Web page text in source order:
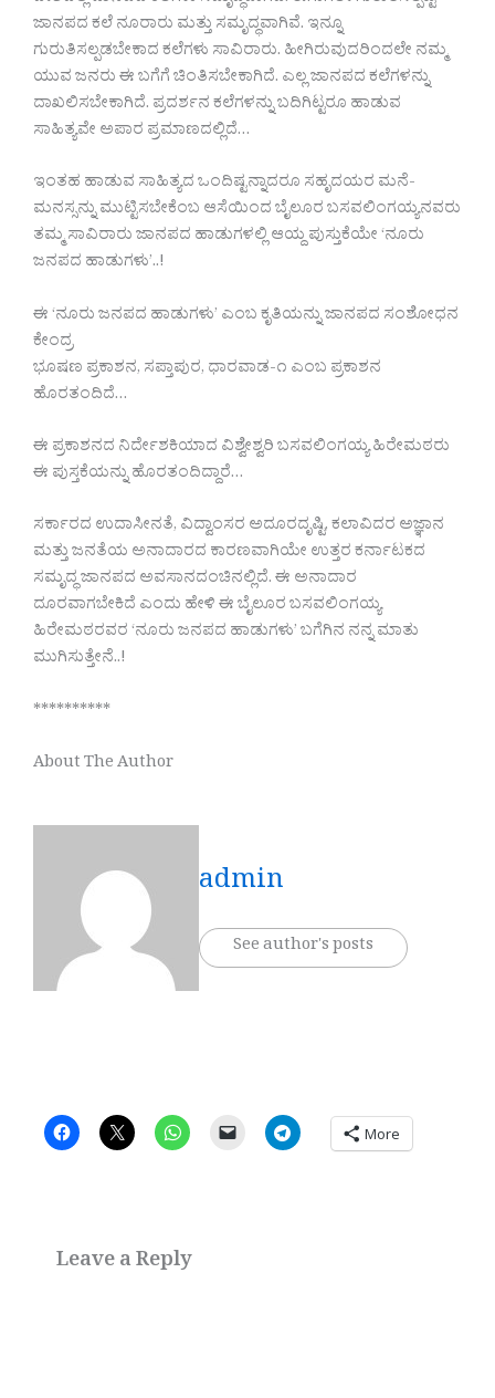
ಜಾನಪದ ಕಲೆ ನೂರಾರು ಮತ್ತು ಸಮೃದ್ಧವಾಗಿವೆ. ಇನ್ನೂ
ಗುರುತಿಸಲ್ಪಡಬೇಕಾದ ಕಲೆಗಳು ಸಾವಿರಾರು. ಹೀಗಿರುವುದರಿಂದಲೇ ನಮ್ಮ
ಯುವ ಜನರು ಈ ಬಗೆಗೆ ಚಿಂತಿಸಬೇಕಾಗಿದೆ. ಎಲ್ಲ ಜಾನಪದ ಕಲೆಗಳನ್ನು
ದಾಖಲಿಸಬೇಕಾಗಿದೆ. ಪ್ರದರ್ಶನ ಕಲೆಗಳನ್ನು ಬದಿಗಿಟ್ಟರೂ ಹಾಡುವ
ಸಾಹಿತ್ಯವೇ ಅಪಾರ ಪ್ರಮಾಣದಲ್ಲಿದೆ…
ಇಂತಹ ಹಾಡುವ ಸಾಹಿತ್ಯದ ಒಂದಿಷ್ಟನ್ನಾದರೂ ಸಹೃದಯರ ಮನೆ-
ಮನಸ್ಸನ್ನು ಮುಟ್ಟಿಸಬೇಕೆಂಬ ಆಸೆಯಿಂದ ಬೈಲೂರ ಬಸವಲಿಂಗಯ್ಯನವರು
ತಮ್ಮ ಸಾವಿರಾರು ಜಾನಪದ ಹಾಡುಗಳಲ್ಲಿ ಆಯ್ದ ಪುಸ್ತುಕೆಯೇ ‘ನೂರು
ಜನಪದ ಹಾಡುಗಳು’..!
ಈ ‘ನೂರು ಜನಪದ ಹಾಡುಗಳು’ ಎಂಬ ಕೃತಿಯನ್ನು ಜಾನಪದ ಸಂಶೋಧನ
ಕೇಂದ್ರ
ಭೂಷಣ ಪ್ರಕಾಶನ, ಸಪ್ತಾಪುರ, ಧಾರವಾಡ-೧ ಎಂಬ ಪ್ರಕಾಶನ
ಹೊರತಂದಿದೆ…
ಈ ಪ್ರಕಾಶನದ ನಿರ್ದೇಶಕಿಯಾದ ವಿಶ್ವೇಶ್ವರಿ ಬಸವಲಿಂಗಯ್ಯ ಹಿರೇಮಠರು
ಈ ಪುಸ್ತಕೆಯನ್ನು ಹೊರತಂದಿದ್ದಾರೆ…
ಸರ್ಕಾರದ ಉದಾಸೀನತೆ, ವಿದ್ವಾಂಸರ ಅದೂರದೃಷ್ಟಿ, ಕಲಾವಿದರ ಅಜ್ಞಾನ
ಮತ್ತು ಜನತೆಯ ಅನಾದಾರದ ಕಾರಣವಾಗಿಯೇ ಉತ್ತರ ಕರ್ನಾಟಕದ
ಸಮೃದ್ಧ ಜಾನಪದ ಅವಸಾನದಂಚಿನಲ್ಲಿದೆ. ಈ ಅನಾದಾರ
ದೂರವಾಗಬೇಕಿದೆ ಎಂದು ಹೇಳಿ ಈ ಬೈಲೂರ ಬಸವಲಿಂಗಯ್ಯ
ಹಿರೇಮಠರವರ ‘ನೂರು ಜನಪದ ಹಾಡುಗಳು’ ಬಗೆಗಿನ ನನ್ನ ಮಾತು
ಮುಗಿಸುತ್ತೇನೆ..!
**********
About The Author
admin
See author's posts
More
Leave a Reply